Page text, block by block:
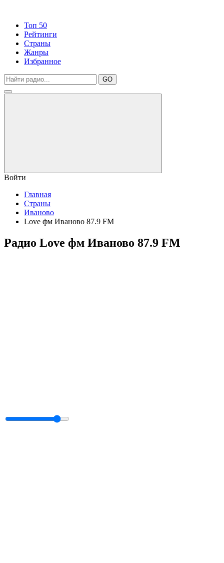
Топ 50
Рейтинги
Страны
Жанры
Избранное
GO
Войти
Главная
Страны
Иваново
Love фм Иваново 87.9 FM
Радио Love фм Иваново 87.9 FM